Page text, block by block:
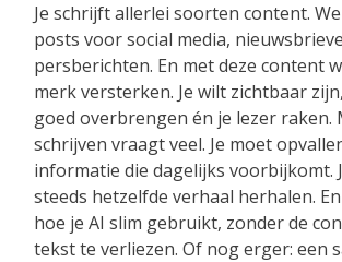
Je schrijft allerlei soorten content.
posts voor social media,
persberichten. En met deze content
merk versterken. Je wilt zichtbaar
goed overbrengen én je lezer raken.
schrijven vraagt veel. Je moet
informatie die dagelijks voorbijkomt.
steeds hetzelfde verhaal herhalen.
hoe je AI slim gebruikt, zonder de
tekst te verliezen. Of nog erger: een